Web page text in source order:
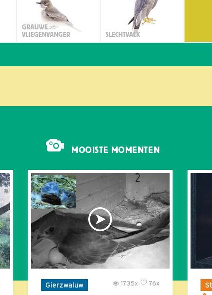
GRAUWE
VLIEGENVANGER
SLECHTVALK
MOOISTE MOMENTEN
Gierzwaluw 76x
1735x